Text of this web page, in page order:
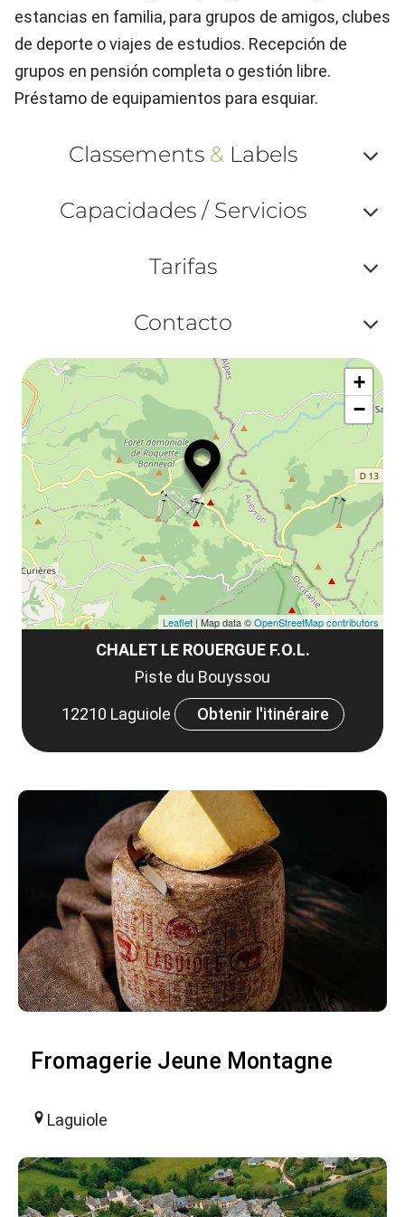
estancias en familia, para grupos de amigos, clubes
de deporte o viajes de estudios. Recepción de
grupos en pensión completa o gestión libre.
Préstamo de equipamientos para esquiar.
Classements &Labels
ou
Capacidades / Servicios
ou
Tarifas
ou
et
Contacto
ou
CHALET LE ROUERGUE F.O.L.
Piste du Bouyssou
12210 Laguiole
Obtenir l'itinéraire
+
−
Leaflet | Map data ©OpenStreetMap contributors
Fromagerie Jeune Montagne
Laguiole